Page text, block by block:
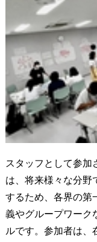
スタッフとして参加
は、将来様々な分野
するため、各界の第
義やグループワーク
ルです。参加者は、